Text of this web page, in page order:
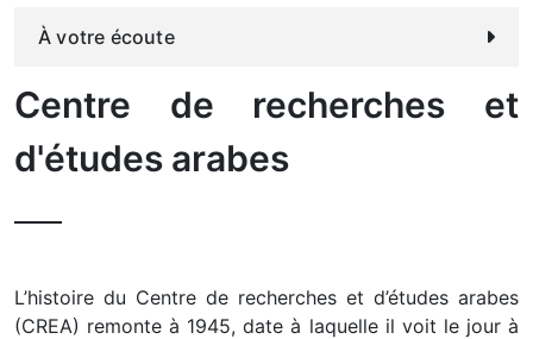
À votre écoute
Centre de recherches et
d'études arabes
L’histoire du Centre de recherches et d’études arabes
(CREA) remonte à 1945, date à laquelle il voit le jour à